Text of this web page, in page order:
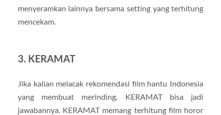
menyeramkan lainnya bersama setting yang terhitung
mencekam.
3. KERAMAT
Jika kalian melacak rekomendasi film hantu Indonesia
yang membuat merinding, KERAMAT bisa jadi
jawabannya. KERAMAT memang terhitung film horor